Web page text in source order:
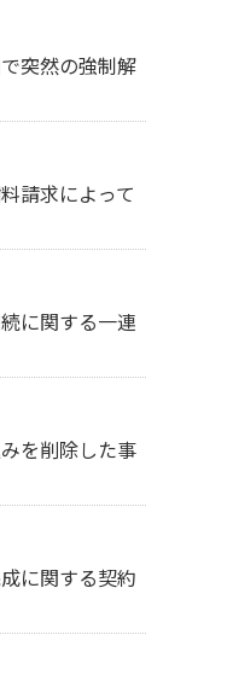
突然の強制解
請求によって
に関する一連
を削除した事
に関する契約